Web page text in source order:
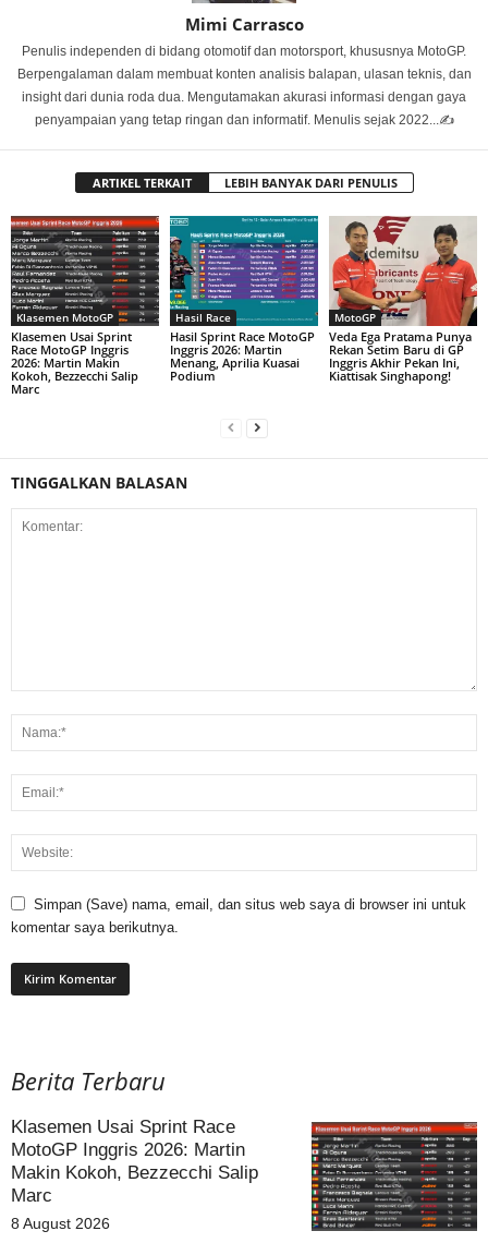
Mimi Carrasco
Penulis independen di bidang otomotif dan motorsport, khususnya MotoGP.
Berpengalaman dalam membuat konten analisis balapan, ulasan teknis, dan
insight dari dunia roda dua. Mengutamakan akurasi informasi dengan gaya
penyampaian yang tetap ringan dan informatif. Menulis sejak 2022...✍️
ARTIKEL TERKAIT LEBIH BANYAK DARI PENULIS
Klasemen MotoGP
Klasemen Usai Sprint
Race MotoGP Inggris
2026: Martin Makin
Kokoh, Bezzecchi Salip
Marc
Hasil Race
Hasil Sprint Race MotoGP
Inggris 2026: Martin
Menang, Aprilia Kuasai
Podium
MotoGP
Veda Ega Pratama Punya
Rekan Setim Baru di GP
Inggris Akhir Pekan Ini,
Kiattisak Singhapong!
TINGGALKAN BALASAN
Simpan (Save) nama, email, dan situs web saya di browser ini untuk
komentar saya berikutnya.
Berita Terbaru
Klasemen Usai Sprint Race
MotoGP Inggris 2026: Martin
Makin Kokoh, Bezzecchi Salip
Marc
8 August 2026